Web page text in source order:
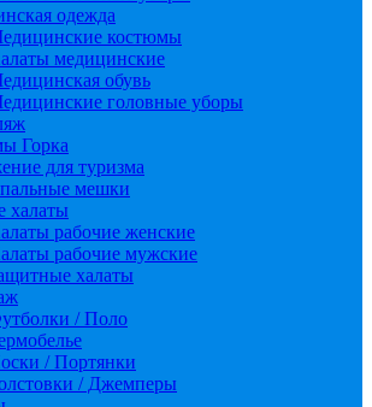
одежда
костюмы
медицинские
обувь
головные уборы
Горка
для туризма
мешки
халаты
рабочие женские
рабочие мужские
халаты
/ Поло
/ Портянки
/ Джемперы